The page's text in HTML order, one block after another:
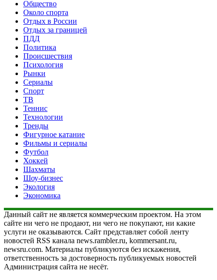
Общество
Около спорта
Отдых в России
Отдых за границей
ПДД
Политика
Происшествия
Психология
Рынки
Сериалы
Спорт
ТВ
Теннис
Технологии
Тренды
Фигурное катание
Фильмы и сериалы
Футбол
Хоккей
Шахматы
Шоу-бизнес
Экология
Экономика
Данный сайт не является коммерческим проектом. На этом
сайте ни чего не продают, ни чего не покупают, ни какие
услуги не оказываются. Сайт представляет собой ленту
новостей RSS канала news.rambler.ru, kommersant.ru,
newsru.com. Материалы публикуются без искажения,
ответственность за достоверность публикуемых новостей
Администрация сайта не несёт.